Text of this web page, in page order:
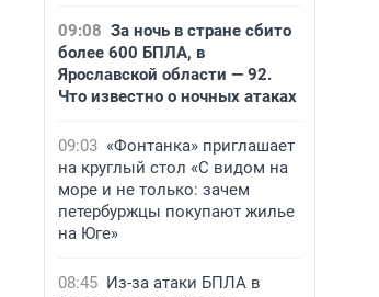
09:08 За ночь в стране сбито
более 600 БПЛА, в
Ярославской области — 92.
Что известно о ночных атаках
09:03 «Фонтанка» приглашает
на круглый стол «С видом на
море и не только: зачем
петербуржцы покупают жилье
на Юге»
08:45 Из-за атаки БПЛА в